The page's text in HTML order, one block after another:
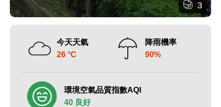
3
今天天氣
26 °C
降雨機率
90%
環境空氣品質指數AQI
40 良好